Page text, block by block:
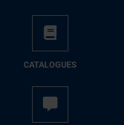
CATALOGUES